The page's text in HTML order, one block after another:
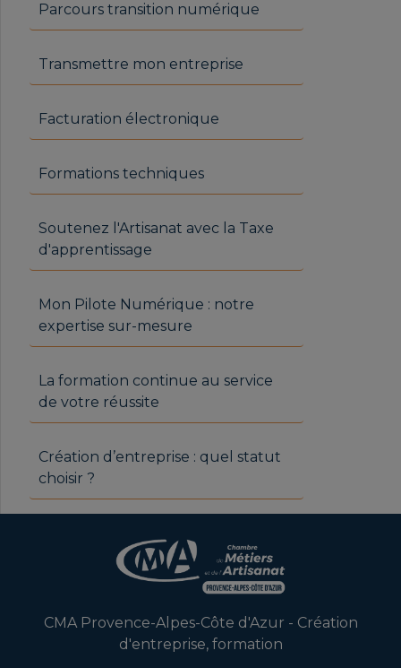
Parcours transition numérique
Transmettre mon entreprise
Facturation électronique
Formations techniques
Soutenez l'Artisanat avec la Taxe
d'apprentissage
Mon Pilote Numérique : notre
expertise sur-mesure
La formation continue au service
de votre réussite
Création d’entreprise : quel statut
choisir ?
CMA Provence-Alpes-Côte d'Azur - Création
d'entreprise, formation